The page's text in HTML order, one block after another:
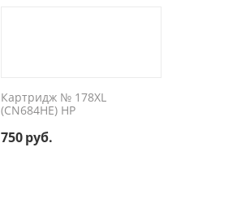
Картридж № 178XL
(CN684HE) HP
750руб.